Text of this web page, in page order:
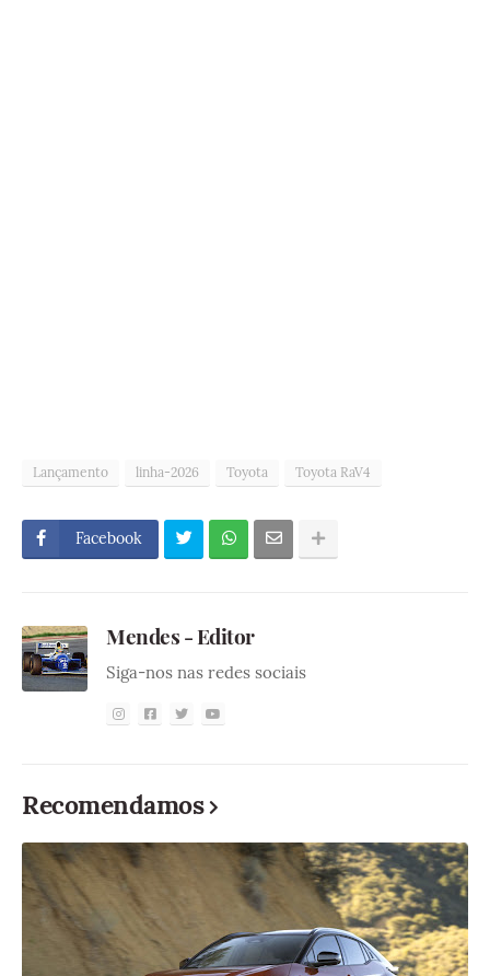
Lançamento linha-2026 Toyota Toyota RaV4
Facebook
Mendes - Editor
Siga-nos nas redes sociais
Recomendamos